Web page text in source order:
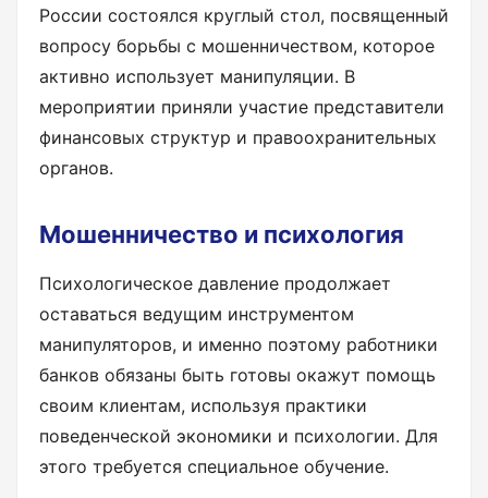
России состоялся круглый стол, посвященный
вопросу борьбы с мошенничеством, которое
активно использует манипуляции. В
мероприятии приняли участие представители
финансовых структур и правоохранительных
органов.
Мошенничество и психология
Психологическое давление продолжает
оставаться ведущим инструментом
манипуляторов, и именно поэтому работники
банков обязаны быть готовы окажут помощь
своим клиентам, используя практики
поведенческой экономики и психологии. Для
этого требуется специальное обучение.